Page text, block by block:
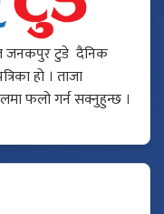
जनकपुर टुडे दैनिक
हो । ताजा
फलो गर्न सक्नुहुन्छ ।